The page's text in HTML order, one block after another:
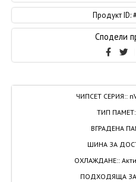
ЧИПСЕТ СЕРИЯ::
ТИП ПАМЕТ:
ВГРАДЕНА
ШИНА ЗА
ОХЛАЖДАНЕ::
ПОДХОДЯЩА
Продукт ID:
Сподели